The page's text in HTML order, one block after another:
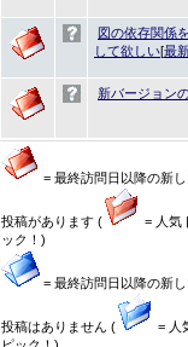
図の依存関係
して欲しい[最
新バージョン
= 最終訪問日以降の新
投稿があります (
= 人気
ック！)
= 最終訪問日以降の新
投稿はありません (
= 人